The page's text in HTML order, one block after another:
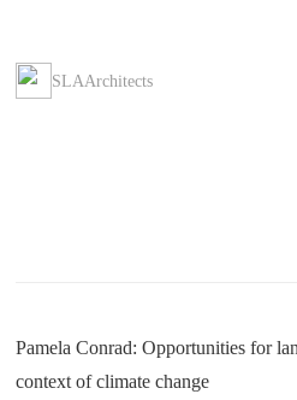
SLAArchitects
Pamela Conrad: Opportunities for
context of climate change